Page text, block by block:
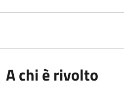
A chi è rivolto